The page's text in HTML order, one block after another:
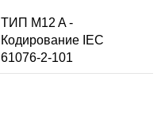
ТИП M12 A -
Кодирование IEC
61076-2-101